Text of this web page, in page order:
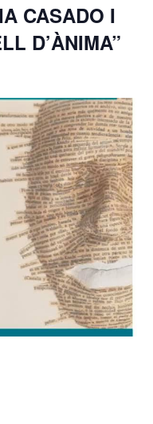
CASADO I
D’ÀNIMA”